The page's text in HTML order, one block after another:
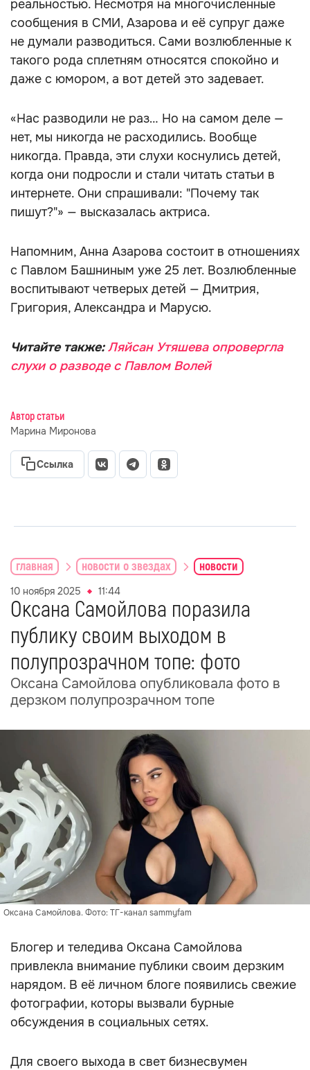
реальностью. Несмотря на многочисленные
сообщения в СМИ, Азарова и её супруг даже
не думали разводиться. Сами возлюбленные к
такого рода сплетням относятся спокойно и
даже с юмором, а вот детей это задевает.
«Нас разводили не раз… Но на самом деле —
нет, мы никогда не расходились. Вообще
никогда. Правда, эти слухи коснулись детей,
когда они подросли и стали читать статьи в
интернете. Они спрашивали: "Почему так
пишут?"» — высказалась актриса.
Напомним, Анна Азарова состоит в отношениях
с Павлом Башниным уже 25 лет. Возлюбленные
воспитывают четверых детей — Дмитрия,
Григория, Александра и Марусю.
Читайте также:Ляйсан Утяшева опровергла
слухи о разводе с Павлом Волей
Автор статьи
Марина Миронова
Ссылка
главная новости о звездах новости
10 ноября 2025 11:44
Оксана Самойлова поразила
публику своим выходом в
полупрозрачном топе: фото
Оксана Самойлова опубликовала фото в
дерзком полупрозрачном топе
Оксана Самойлова. Фото: ТГ-канал sammyfam
Блогер и теледива Оксана Самойлова
привлекла внимание публики своим дерзким
нарядом. В её личном блоге появились свежие
фотографии, которы вызвали бурные
обсуждения в социальных сетях.
Для своего выхода в свет бизнесвумен